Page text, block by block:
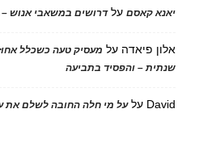
יאנא קאסםעלדרושים במשאבי אנוש – H&M
אלון פיאדה על מעסיק טעה כשכלל
שנתית – והפסיד בתביעה
David עלעל מי חלה החובה לשלם את